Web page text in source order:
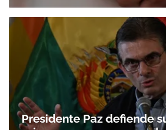
Presidente Paz defiende